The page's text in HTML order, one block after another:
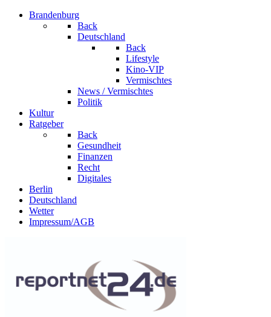
Brandenburg
Back
Deutschland
Back
Lifestyle
Kino-VIP
Vermischtes
News / Vermischtes
Politik
Kultur
Ratgeber
Back
Gesundheit
Finanzen
Recht
Digitales
Berlin
Deutschland
Wetter
Impressum/AGB